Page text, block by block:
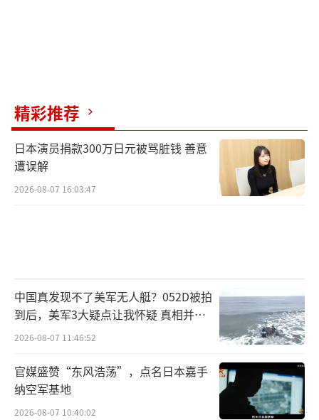
精彩推荐
日本演员捐款300万日元被骂脏钱 善意
遭误解
2026-08-07 16:03:47
中国真发现不了美军无人艇？052D被拍
到后，美军3大疑点让我怀疑 真相并非
如此
2026-08-07 11:46:52
官媒盛赞“东风浩荡”，点名日本嘉手
纳空军基地
2026-08-07 10:40:02